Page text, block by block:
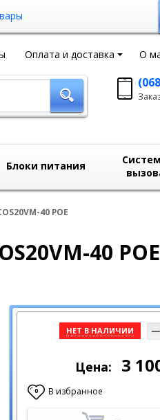
Оплата и доставка О
Блоки питания
40 POE
40 POE
НЕТ В НАЛИЧИИ
Цена: 3
0 В избранное